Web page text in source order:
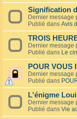
Signification
Dernier message
Publié dans Avis
TROIS
Dernier message
Publié dans Le
POUR VOUS
Dernier message
Publié dans
L'énigme
Dernier message
Publié dans Vie